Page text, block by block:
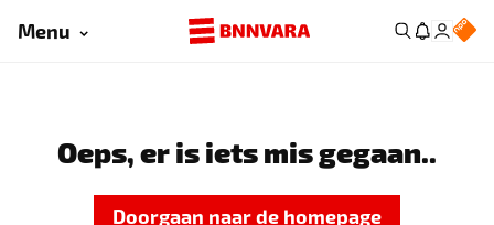
Menu
Oeps, er is iets mis gegaan..
Doorgaan naar de homepage